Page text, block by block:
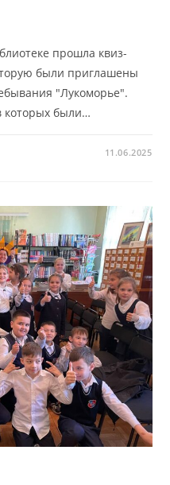
прошла квиз-
были приглашены
"Лукоморье".
которых были…
11.06.2025